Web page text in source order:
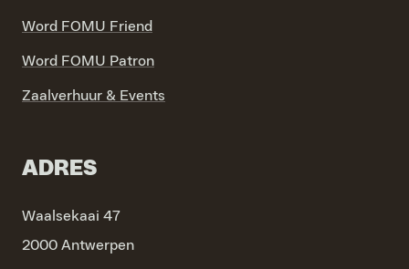
Word FOMU Friend
Word FOMU Patron
Zaalverhuur & Events
ADRES
Waalsekaai 47
2000 Antwerpen